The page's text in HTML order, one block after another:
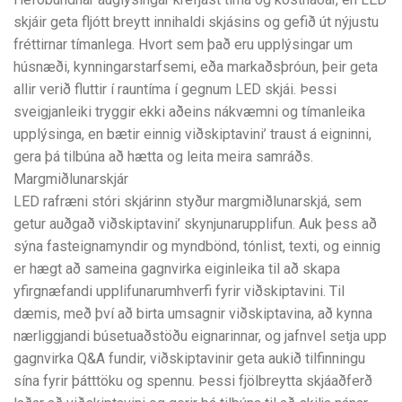
skjáir geta fljótt breytt innihaldi skjásins og gefið út nýjustu
fréttirnar tímanlega. Hvort sem það eru upplýsingar um
húsnæði, kynningarstarfsemi, eða markaðsþróun, þeir geta
allir verið fluttir í rauntíma í gegnum LED skjái. Þessi
sveigjanleiki tryggir ekki aðeins nákvæmni og tímanleika
upplýsinga, en bætir einnig viðskiptavini’ traust á eigninni,
gera þá tilbúna að hætta og leita meira samráðs.
Margmiðlunarskjár
LED rafræni stóri skjárinn styður margmiðlunarskjá, sem
getur auðgað viðskiptavini’ skynjunarupplifun. Auk þess að
sýna fasteignamyndir og myndbönd, tónlist, texti, og einnig
er hægt að sameina gagnvirka eiginleika til að skapa
yfirgnæfandi upplifunarumhverfi fyrir viðskiptavini. Til
dæmis, með því að birta umsagnir viðskiptavina, að kynna
nærliggjandi búsetuaðstöðu eignarinnar, og jafnvel setja upp
gagnvirka Q&A fundir, viðskiptavinir geta aukið tilfinningu
sína fyrir þátttöku og spennu. Þessi fjölbreytta skjáaðferð